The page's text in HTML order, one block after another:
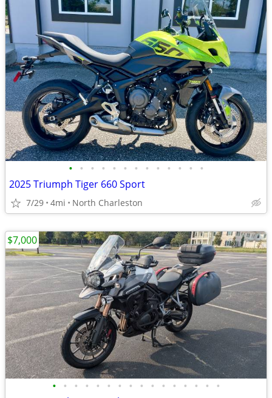
• • • • • • • • • • • • •
2025 Triumph Tiger 660 Sport
7/29 4mi North Charleston
• • • • • • • • • • • • • • • •
$7,000